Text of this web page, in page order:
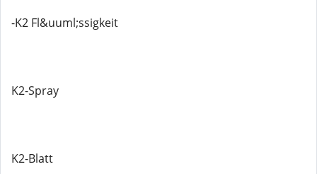
-K2 Fl&uuml;ssigkeit
K2-Spray
K2-Blatt